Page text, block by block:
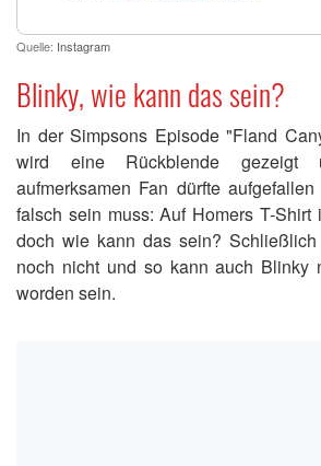
Quelle: Instagram
Blinky, wie kann das sein?
In der Simpsons Episode "Fland
wird eine Rückblende gezeigt
aufmerksamen Fan dürfte
falsch sein muss: Auf Homers T-Shirt
doch wie kann das sein?
noch nicht und so kann auch Blinky
worden sein.